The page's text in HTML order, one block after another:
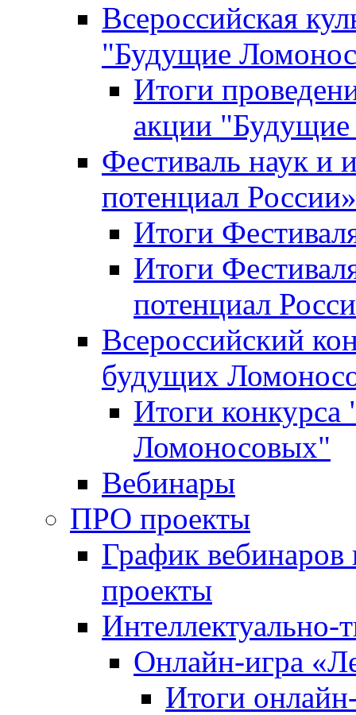
Всероссийская
"Будущие
Итоги
акции
Фестиваль наук и
потенциал России»
Итоги
Итоги
потенциал
Всероссийский
будущих
Итоги
Ломоносовых"
Вебинары
ПРО проекты
График
проекты
Интеллектуально-
Онлайн-игра
Итоги